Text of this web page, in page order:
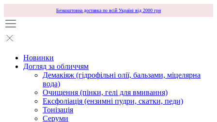
Безкоштовна доставка по всій Україні від 2000 грн
Новинки
Догляд за обличчям
Демакіяж (гідрофільні олії, бальзами, міцелярна
вода)
Очищення (пінки, гелі для вмивання)
Ексфоліація (ензимні пудри, скатки, педи)
Тонізація
Серуми